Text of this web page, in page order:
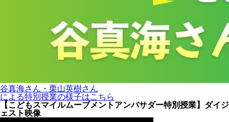
谷真海さん・栗山英樹さん
による特別授業の様子はこちら
【こどもスマイルムーブメントアンバサダー特別授業】ダイジ
ェスト映像